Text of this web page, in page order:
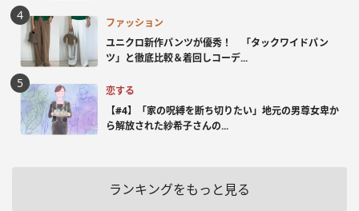
ファッション
ユニクロ新作パンツが優秀！ 「タックワイドパン
ツ」と徹底比較＆着回しコーデ...
恋する
【#4】「家の呪縛を断ち切りたい」地元の男尊女卑か
ら解放された紗希子さんの...
ランキングをもっと見る